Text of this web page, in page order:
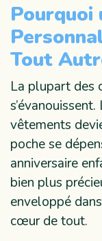
Pourquoi
Tout
La plupart des
vêtements
poche se
anniversaire
bien plus
enveloppé
cœur de tout.